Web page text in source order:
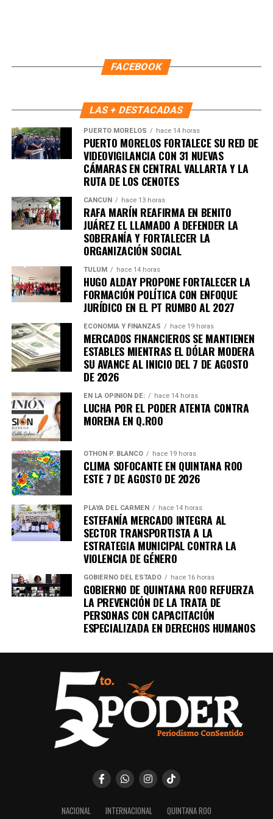
FACEBOOK
LAS + DESTACADAS
PUERTO MORELOS hace 14 horas
PUERTO MORELOS FORTALECE SU RED DE
VIDEOVIGILANCIA CON 31 NUEVAS
CÁMARAS EN CENTRAL VALLARTA Y LA
RUTA DE LOS CENOTES
CANCÚN hace 13 horas
RAFA MARÍN REAFIRMA EN BENITO
JUÁREZ EL LLAMADO A DEFENDER LA
SOBERANÍA Y FORTALECER LA
ORGANIZACIÓN SOCIAL
TULUM hace 14 horas
HUGO ALDAY PROPONE FORTALECER LA
FORMACIÓN POLÍTICA CON ENFOQUE
JURÍDICO EN EL PT RUMBO AL 2027
ECONOMÍA Y FINANZAS hace 19 horas
MERCADOS FINANCIEROS SE MANTIENEN
ESTABLES MIENTRAS EL DÓLAR MODERA
SU AVANCE AL INICIO DEL 7 DE AGOSTO
DE 2026
EN LA OPINIÓN DE: hace 14 horas
LUCHA POR EL PODER ATENTA CONTRA
MORENA EN Q.ROO
OTHON P. BLANCO hace 19 horas
CLIMA SOFOCANTE EN QUINTANA ROO
ESTE 7 DE AGOSTO DE 2026
PLAYA DEL CARMEN hace 14 horas
ESTEFANÍA MERCADO INTEGRA AL
SECTOR TRANSPORTISTA A LA
ESTRATEGIA MUNICIPAL CONTRA LA
VIOLENCIA DE GÉNERO
GOBIERNO DEL ESTADO hace 16 horas
GOBIERNO DE QUINTANA ROO REFUERZA
LA PREVENCIÓN DE LA TRATA DE
PERSONAS CON CAPACITACIÓN
ESPECIALIZADA EN DERECHOS HUMANOS
NACIONAL INTERNACIONAL QUINTANA ROO